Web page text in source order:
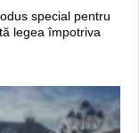
special pentru
legea împotriva